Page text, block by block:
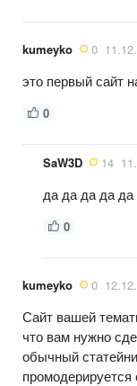
kumeyko 0
это первый сайт
0
SaW3D 14
да да да да да
0
kumeyko 0
Сайт вашей
что вам нужно
обычный
промодерируется